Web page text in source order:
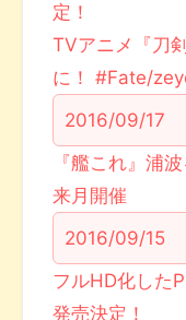
定！
TVアニメ『刀
に！ #Fate/
2016/09/17
『艦これ』浦
来月開催
2016/09/15
フルHD化した
発売決定！